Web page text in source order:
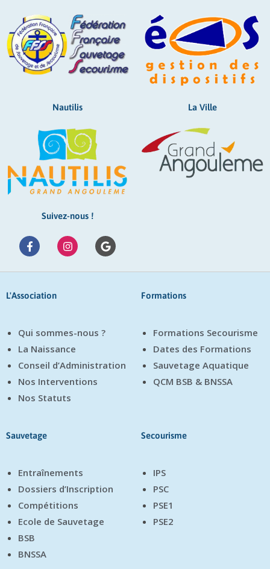
Nautilis La Ville
Suivez-nous !
L'Association
Qui sommes-nous ?
La Naissance
Conseil d’Administration
Nos Interventions
Nos Statuts
Formations
Formations Secourisme
Dates des Formations
Sauvetage Aquatique
QCM BSB & BNSSA
Sauvetage
Entraînements
Dossiers d’Inscription
Compétitions
Ecole de Sauvetage
BSB
BNSSA
Secourisme
IPS
PSC
PSE1
PSE2